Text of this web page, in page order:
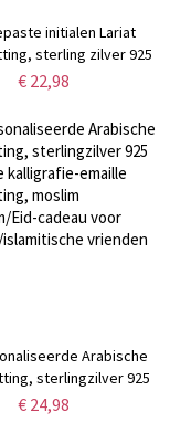
initialen Lariat
sterling zilver 925
letters Y ketting,
jubileum-/
haar/moeder
€ 22,98
Arabische
sterlingzilver 925
kalligrafie-emaille
€ 24,98